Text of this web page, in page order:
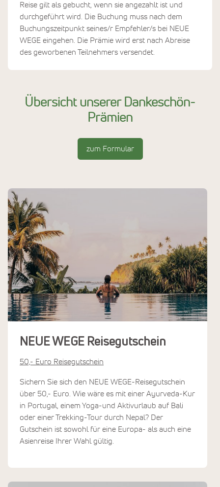
Reise gilt als gebucht, wenn sie angezahlt ist und
durchgeführt wird. Die Buchung muss nach dem
Buchungszeitpunkt seines/r Empfehler/s bei NEUE
WEGE eingehen. Die Prämie wird erst nach Abreise
des geworbenen Teilnehmers versendet.
Übersicht unserer Dankeschön-
Prämien
zum Formular
NEUE WEGE Reisegutschein
50,- Euro Reisegutschein
Sichern Sie sich den NEUE WEGE-Reisegutschein
über 50,- Euro. Wie wäre es mit einer Ayurveda-Kur
in Portugal, einem Yoga-und Aktivurlaub auf Bali
oder einer Trekking-Tour durch Nepal? Der
Gutschein ist sowohl für eine Europa- als auch eine
Asienreise Ihrer Wahl gültig.